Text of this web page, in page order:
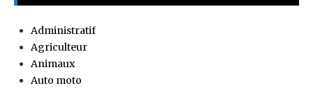
Administratif
Agriculteur
Animaux
Auto moto